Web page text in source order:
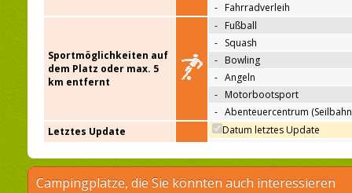
- Fahrradverleih
Sportmöglichkeiten auf
dem Platz oder max. 5
km entfernt
- Fußball
- Squash
- Bowling
- Angeln
- Motorbootsport
- Abenteuercentrum
Letztes Update
Datum letztes Update
Campingplätze, die Sie könnten auch interessieren